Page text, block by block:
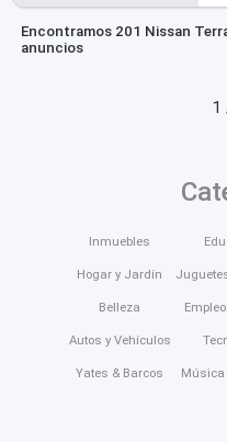
Encontramos 201 Nissan
anuncios
1
Inmuebles
Hogar y Jardín
Belleza
Autos y Vehículos
Yates & Barcos Música